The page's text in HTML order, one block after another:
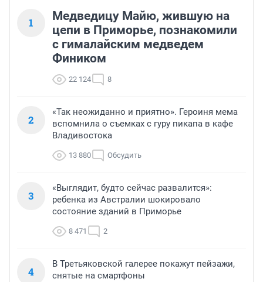
1
Медведицу Майю, жившую на
цепи в Приморье, познакомили
с гималайским медведем
Фиником
22 124 8
2
«Так неожиданно и приятно». Героиня мема
вспомнила о съемках с гуру пикапа в кафе
Владивостока
13 880 Обсудить
3
«Выглядит, будто сейчас развалится»:
ребенка из Австралии шокировало
состояние зданий в Приморье
8 471 2
4
В Третьяковской галерее покажут пейзажи,
снятые на смартфоны